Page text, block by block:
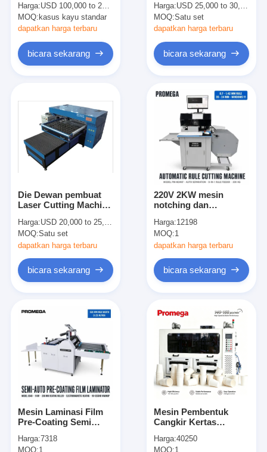
Mesin laser menandai
Mesin pengemasan otomatis
Untuk Kerajinan
Hadiah / Tube Fittings
Harga:USD 100,000 to 200,000 per set
MOQ: kasus kayu standar
dapatkan harga terbaru
bicara sekarang
Die pembuat Dewan
Harga:USD 25,000 to 30,000 per set
MOQ:Satu set
dapatkan harga terbaru
bicara sekarang
Die Dewan pembuat
Laser Cutting Machine
belat Dan Atas Piring
Bergulir Perangkat
Harga:USD 20,000 to 25,000 per set
MOQ:Satu set
dapatkan harga terbaru
bicara sekarang
220V 2KW mesin
notching dan
kapasitas 300kg dan 1
tahun garansi untuk
kemasan dan
pencetakan
Harga:12198
MOQ:1
dapatkan harga terbaru
bicara sekarang
Mesin Laminasi Film
Pre-Coating Semi
3300x1200x1400mm
Harga:7318
MOQ:1
Mesin Pembentuk
Cangkir Kertas
380V/220V dengan
Harga:40250
MOQ:1